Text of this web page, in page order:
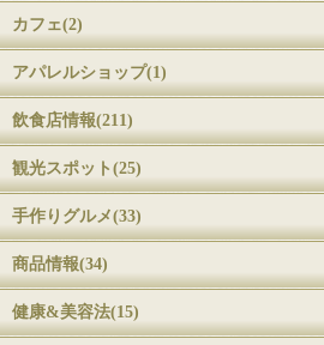
カフェ(2)
アパレルショップ(1)
飲食店情報(211)
観光スポット(25)
手作りグルメ(33)
商品情報(34)
健康&美容法(15)